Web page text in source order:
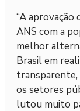
“A aprovação
ANS com a
melhor
Brasil em
os setores
lutou muito